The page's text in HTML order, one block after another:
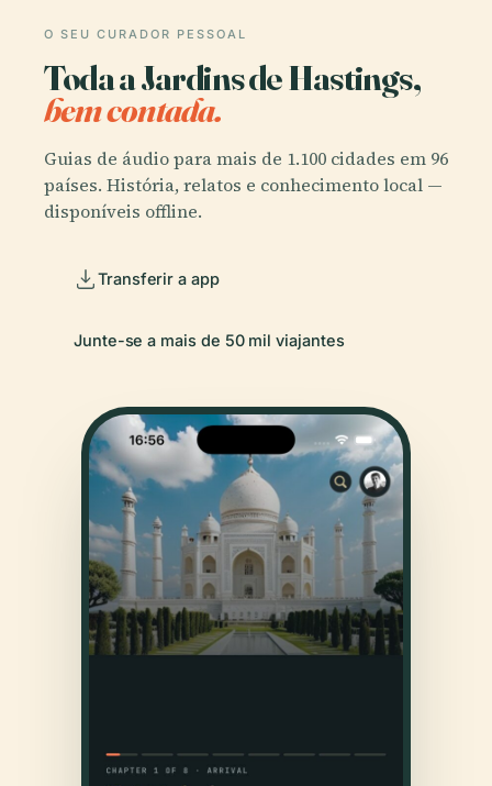
O SEU CURADOR PESSOAL
Toda a Jardins de Hastings,
bem contada.
Guias de áudio para mais de 1.100 cidades em 96
países. História, relatos e conhecimento local —
disponíveis offline.
Transferir a app
Junte-se a mais de 50 mil viajantes